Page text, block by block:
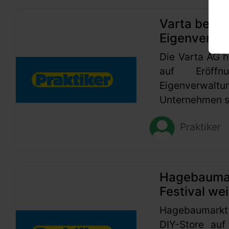
Varta
Die Varta AG
auf
Unternehmen
Praktiker
Festival
DIY-Store